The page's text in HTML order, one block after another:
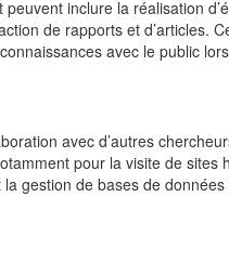
inclure la réalisation
de rapports et d’articles.
avec le public
avec d’autres
pour la visite de sites
gestion de bases de